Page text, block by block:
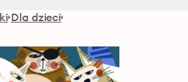
Dla dzieci